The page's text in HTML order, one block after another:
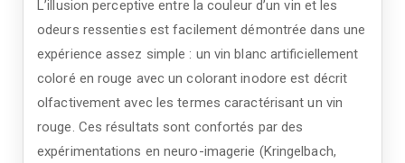
L’illusion perceptive entre la couleur d’un vin et les
odeurs ressenties est facilement démontrée dans une
expérience assez simple : un vin blanc artificiellement
coloré en rouge avec un colorant inodore est décrit
olfactivement avec les termes caractérisant un vin
rouge. Ces résultats sont confortés par des
expérimentations en neuro-imagerie (Kringelbach,